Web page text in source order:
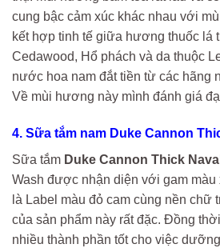
cung bậc cảm xúc khác nhau với
kết hợp tinh tế giữa hương thuốc lá
Cedawood, Hổ phách và da thuộc
nước hoa nam đắt tiền từ các hãng
Về mùi hương này mình đánh giá
4. Sữa tắm nam Duke Cannon
Sữa tắm Duke Cannon Thick
Wash được nhận diện với gam màu
là Label màu đỏ cam cùng nền chữ
của sản phẩm này rất đặc. Đồng
nhiều thành phần tốt cho việc